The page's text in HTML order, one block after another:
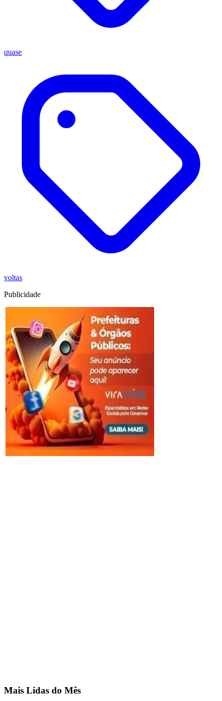
quase
voltas
Publicidade
Mais Lidas do Mês